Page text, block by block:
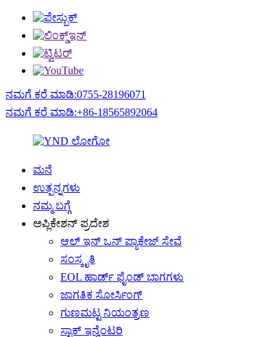
ನಮಗೆ ಕರೆ ಮಾಡಿ:0755-28196071
ನಮಗೆ ಕರೆ ಮಾಡಿ:+86-18565892064
ಮನೆ
ಉತ್ಪನ್ನಗಳು
ನಮ್ಮ ಬಗ್ಗೆ
ಅಪ್ಲಿಕೇಶನ್ ಪ್ರದೇಶ
ಆಲ್ ಇನ್ ಒನ್ ಪ್ಯಾಕೇಜ್ ಸೇವೆ
ಸಂಸ್ಕೃತಿ
EOL ಹಾರ್ಡ್ ಫೈಂಡ್ ಭಾಗಗಳು
ಜಾಗತಿಕ ಸೋರ್ಸಿಂಗ್
ಗುಣಮಟ್ಟ ನಿಯಂತ್ರಣ
ಸ್ಟಾಕ್ ಇನ್ವೆಂಟರಿ